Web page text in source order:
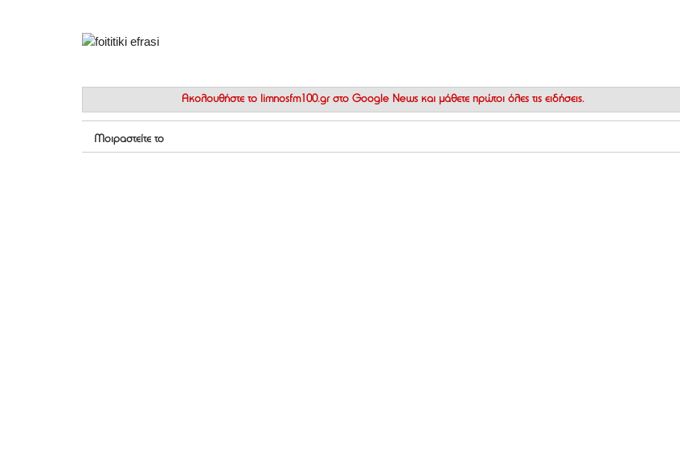
Ακολουθήστε το limnosfm100.gr στο Google News και μάθετε πρώτοι όλες τις ειδήσεις.
Μοιραστείτε το